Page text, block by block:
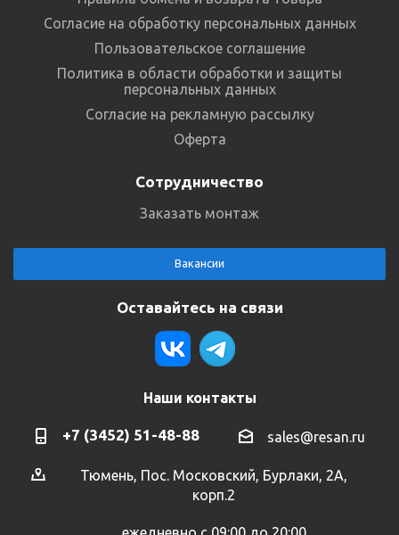
Согласие на обработку персональных данных
Пользовательское соглашение
Политика в области обработки и защиты
персональных данных
Согласие на рекламную рассылку
Оферта
Сотрудничество
Заказать монтаж
Вакансии
Оставайтесь на связи
Наши контакты
+7 (3452) 51-48-88 sales@resan.ru
Тюмень, Пос. Московский, Бурлаки, 2А,
корп.2